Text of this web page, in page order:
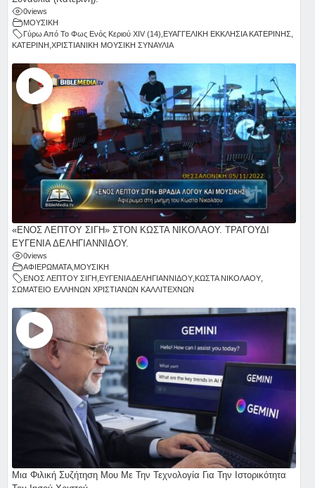
0views
ΜΟΥΣΙΚΗ
Γύρω Από Το Φως Ενός Κεριού ΧΙV (14) ΕΥΑΓΓΕΛΙΚΗ ΕΚΚΛΗΣΙΑ ΚΑΤΕΡΙΝΗΣ
ΚΑΤΕΡΙΝΗ ΧΡΙΣΤΙΑΝΙΚΗ ΜΟΥΣΙΚΗ ΣΥΝΑΥΛΙΑ
«ΕΝΟΣ ΛΕΠΤΟΥ ΣΙΓΗ» ΣΤΟΝ ΚΩΣΤΑ ΝΙΚΟΛΑΟΥ. ΤΡΑΓΟΥΔΙ
ΕΥΓΕΝΙΑ ΔΕΛΗΓΙΑΝΝΙΔΟΥ.
0views
ΑΦΙΕΡΩΜΑΤΑ ΜΟΥΣΙΚΗ
ΕΝΟΣ ΛΕΠΤΟΥ ΣΙΓΗ ΕΥΓΕΝΙΑ ΔΕΛΗΓΙΑΝΝΙΔΟΥ ΚΩΣΤΑ ΝΙΚΟΛΑΟΥ
ΣΩΜΑΤΕΙΟ ΕΛΛΗΝΩΝ ΧΡΙΣΤΙΑΝΩΝ ΚΑΛΛΙΤΕΧΝΩΝ
Μια Φιλική Συζήτηση Μου Με Την Τεχνολογία Για Την Ιστορικότητα